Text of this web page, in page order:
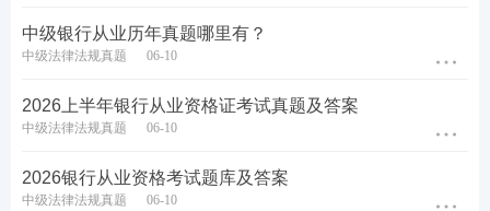
中级银行从业历年真题哪里有？
中级法律法规真题 06-10
2026上半年银行从业资格证考试真题及答案
中级法律法规真题 06-10
2026银行从业资格考试题库及答案
中级法律法规真题 06-10